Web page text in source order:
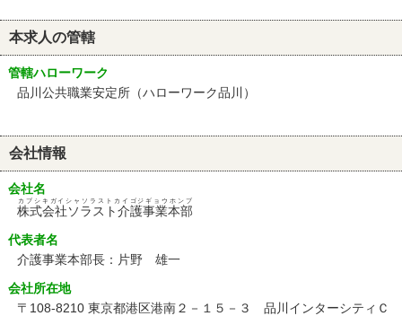
本求人の管轄
管轄ハローワーク
品川公共職業安定所（ハローワーク品川）
会社情報
会社名
株式会社ソラスト介護事業本部
カブシキガイシャソラストカイゴジギョウホンブ
代表者名
介護事業本部長：片野 雄一
会社所在地
〒108-8210 東京都港区港南２－１５－３ 品川インターシティＣ